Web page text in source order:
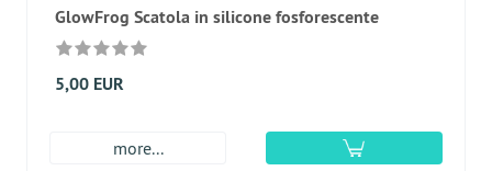
GlowFrog Scatola in silicone fosforescente
5,00 EUR
more...